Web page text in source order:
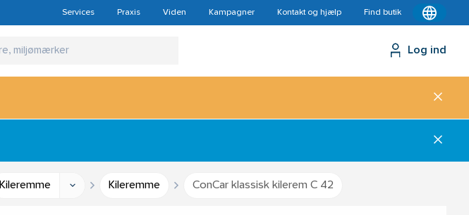
Services Praxis Viden Kampagner Kontakt og hjælp Find butik
Log ind
Kileremme Kileremme ConCar klassisk kilerem C 42